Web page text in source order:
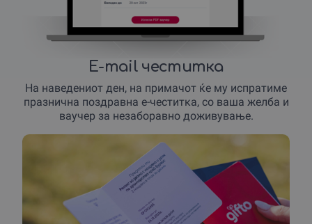
E-mail честитка
На наведениот ден, на примачот ќе му испратиме
празнична поздравна е-честитка, со ваша желба и
ваучер за незаборавно доживување.